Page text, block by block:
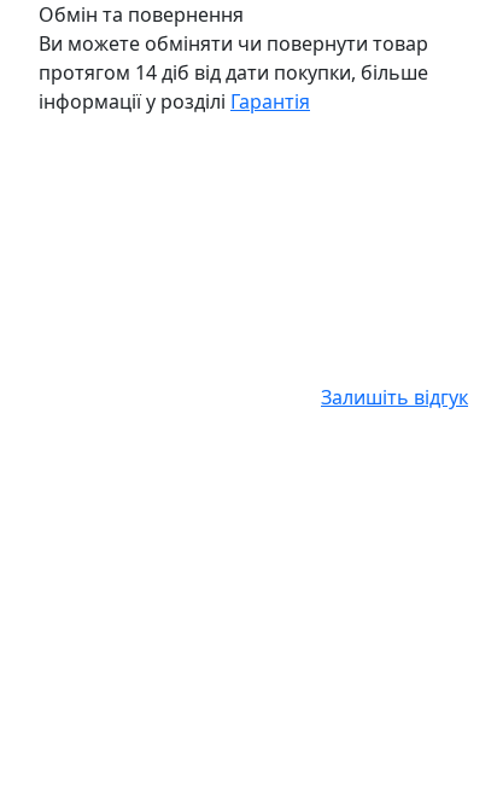
Обмін та повернення
Ви можете обміняти чи повернути товар
протягом 14 діб від дати покупки, більше
інформації у розділі Гарантія
Залишіть відгук